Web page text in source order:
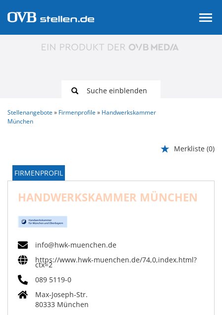
Suche einblenden
Stellenangebote Firmenprofile
Handwerkskammer
München
Merkliste (0)
FIRMENPROFIL
HANDWERKSKAMMER MÜNCHEN
info@hwk-muenchen.de
https://www.hwk-muenchen.de/74,0,index.html?
ctx=2
089 5119-0
Max-Joseph-Str.
80333 München